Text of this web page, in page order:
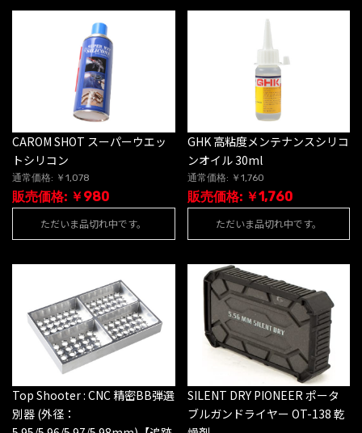
CAROM SHOT スーパーウエッ
トシリコン
通常価格: ￥1,078
販売価格: ￥980
ただいま品切れ中です。
GHK 高粘度メンテナンスシリコ
ンオイル 30ml
通常価格: ￥1,760
販売価格: ￥1,760
ただいま品切れ中です。
Top Shooter : CNC 精密BB弾選
別器 (外径：
SILENT DRY PIONEER ポータ
ブルガンドライヤー OT-138 乾